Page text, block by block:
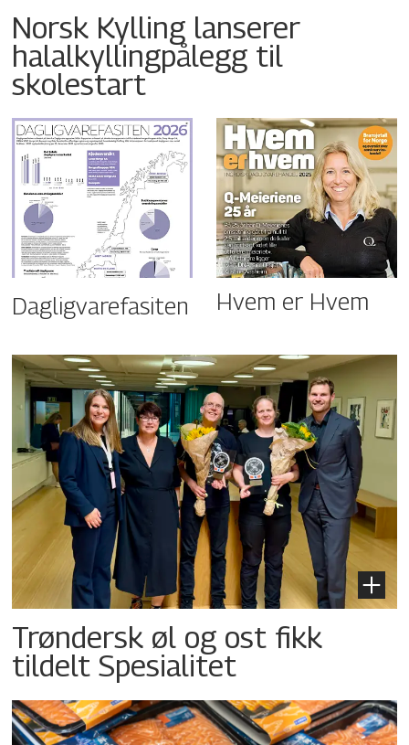
Norsk Kylling lanserer
halalkyllingpålegg til
skolestart
Dagligvarefasiten Hvem er Hvem
Trøndersk øl og ost fikk
tildelt Spesialitet